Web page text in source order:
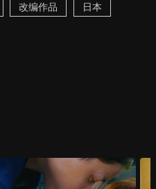
改编作品 日本